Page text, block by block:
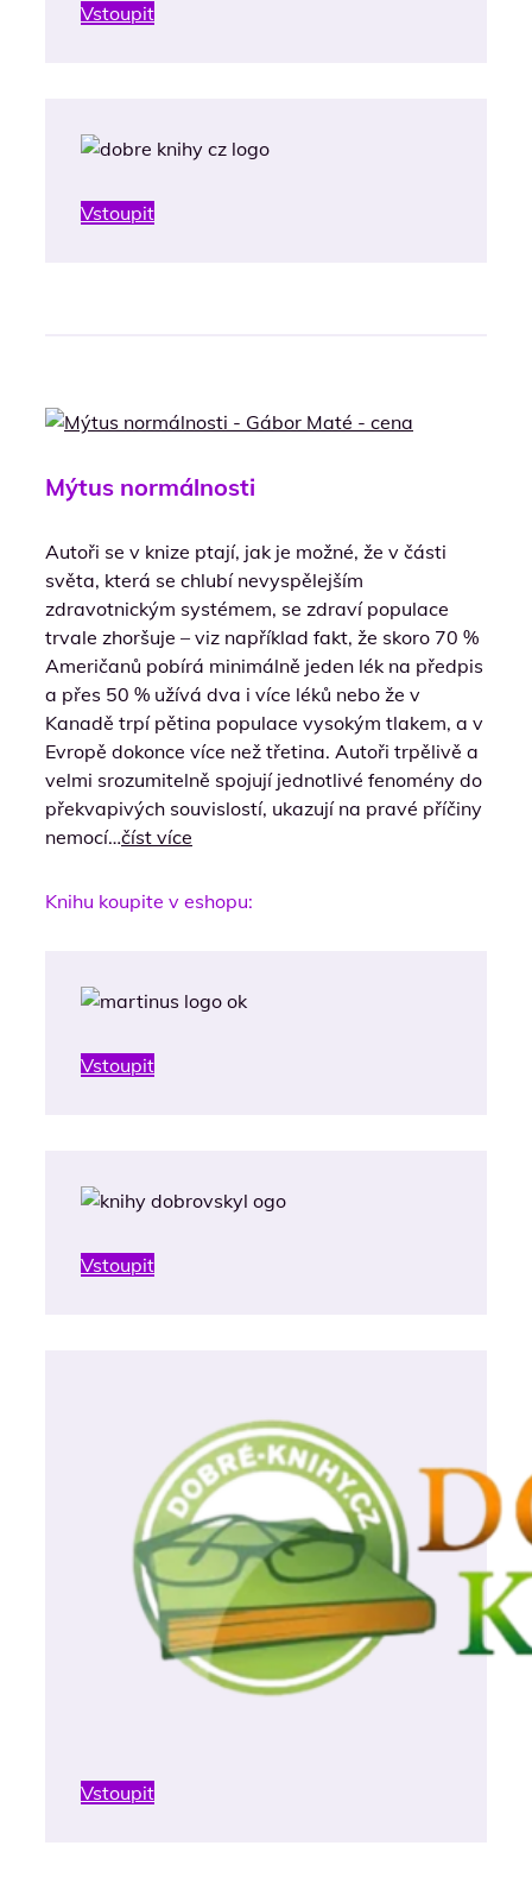
Vstoupit
Vstoupit
Mýtus normálnosti
Autoři se v knize ptají, jak je možné, že v části
světa, která se chlubí nevyspělejším
zdravotnickým systémem, se zdraví populace
trvale zhoršuje – viz například fakt, že skoro 70 %
Američanů pobírá minimálně jeden lék na předpis
a přes 50 % užívá dva i více léků nebo že v
Kanadě trpí pětina populace vysokým tlakem, a v
Evropě dokonce více než třetina. Autoři trpělivě a
velmi srozumitelně spojují jednotlivé fenomény do
překvapivých souvislostí, ukazují na pravé příčiny
nemocí…číst více
Knihu koupite v eshopu:
Vstoupit
Vstoupit
Vstoupit